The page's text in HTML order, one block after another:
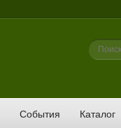
Поиск
События Каталог